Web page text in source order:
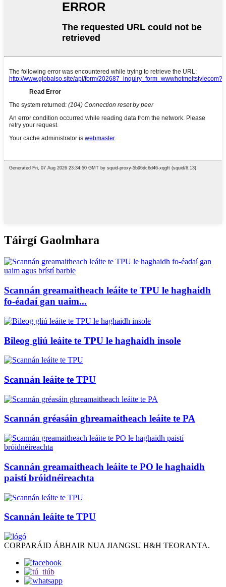
Táirgí Gaolmhara
Scannán greamaitheach leáite te TPU le haghaidh
fo-éadaí gan uaim...
Bileog gliú leáite te TPU le haghaidh insole
Scannán leáite te TPU
Scannán gréasáin ghreamaitheach leáite te PA
Scannán greamaitheach leáite te PO le haghaidh
paistí bróidnéireachta
Scannán leáite te TPU
CORPARÁID ÁBHAIR NUA JIANGSU H&H TEORANTA.